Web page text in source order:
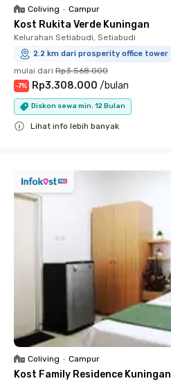
Coliving • Campur
Kost Rukita Verde Kuningan
Kelurahan Setiabudi, Setiabudi
2.2 km dari prosperity office tower
mulai dari Rp3.568.000
-7% Rp3.308.000 /bulan
Diskon sewa min. 12 Bulan
Lihat info lebih banyak
Coliving • Campur
Kost Family Residence Kuningan